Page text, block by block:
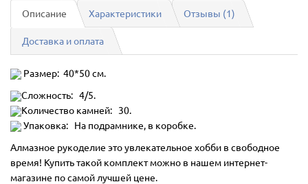
Описание Характеристики Отзывы (1)
Доставка и оплата
Размер: 40*50 см.
Сложность: 4/5.
Количество камней: 30.
Упаковка: На подрамнике, в коробке.
Алмазное рукоделие это увлекательное хобби в свободное
время! Купить такой комплект можно в нашем интернет-
магазине по самой лучшей цене.